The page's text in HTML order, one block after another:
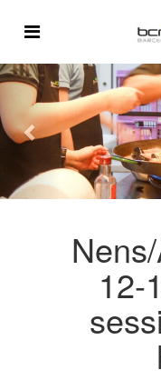
12-